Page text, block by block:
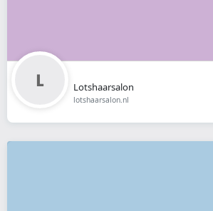
Lotshaarsalon
lotshaarsalon.nl